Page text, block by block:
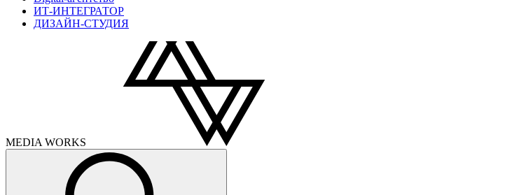
ИТ-ИНТЕГРАТОР
ДИЗАЙН-СТУДИЯ
MEDIA WORKS